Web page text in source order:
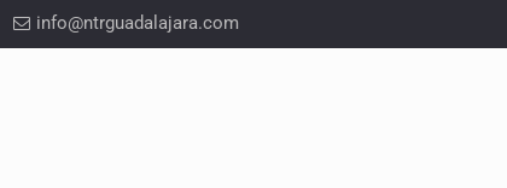
info@ntrguadalajara.com